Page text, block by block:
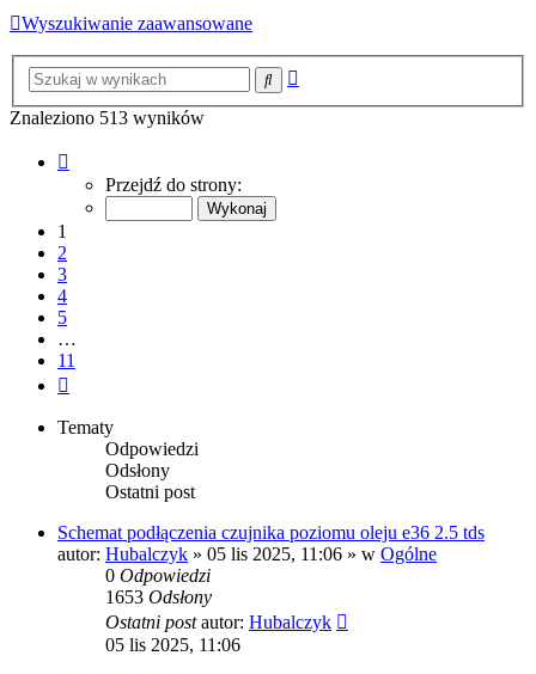
Wyszukiwanie zaawansowane
Szukaj
Znaleziono 513 wyników
Przejdź do strony:
1
2
3
4
5
…
11
Tematy
Odpowiedzi
Odsłony
Ostatni post
Schemat podłączenia czujnika poziomu oleju e36 2.5 tds
autor: Hubalczyk » 05 lis 2025, 11:06 » w Ogólne
0 Odpowiedzi
1653 Odsłony
Ostatni postautor: Hubalczyk
05 lis 2025, 11:06